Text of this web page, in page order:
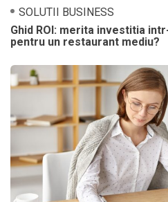
SOLUTII BUSINESS
Ghid ROI: merita investitia
pentru un restaurant mediu?